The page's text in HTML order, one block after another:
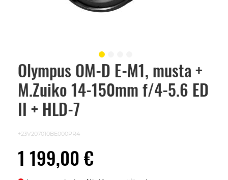
Olympus OM-D E-M1, musta +
M.Zuiko 14-150mm f/4-5.6 ED
II + HLD-7
+23V207010BE000PR4
1 199,00 €
Skip
beginning
images